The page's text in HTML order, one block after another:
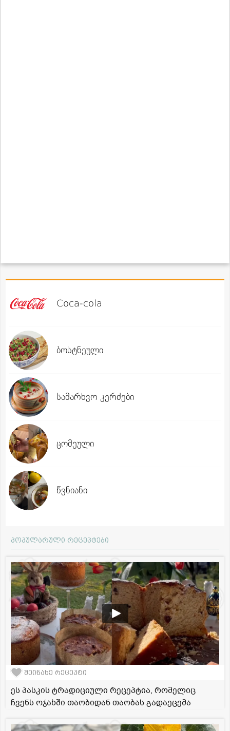
Coca-cola
ბოსტნეული
სამარხვო კერძები
ცომეული
წვნიანი
პოპულარული რეცეპტები
შეინახე რეცეპტი
ეს პასკის ტრადიციული რეცეპტია, რომელიც
ჩვენს ოჯახში თაობიდან თაობას გადაეცემა